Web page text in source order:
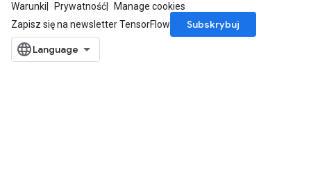
Warunki Prywatność
Manage cookies
Zapisz się na newsletter TensorFlow
Subskrybuj